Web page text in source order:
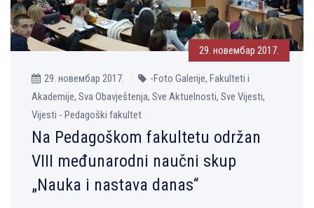
29. новембар 2017.
29. новембар 2017.
-Foto Galerije, Fakulteti i
Akademije, Sva Obavještenja, Sve Aktuelnosti, Sve Vijesti,
Vijesti - Pedagoški fakultet
Na Pedagoškom fakultetu održan
VIII međunarodni naučni skup
„Nauka i nastava danas“